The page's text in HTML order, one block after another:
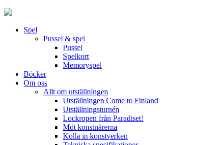
Spel
Pussel & spel
Pussel
Spelkort
Memoryspel
Böcker
Om oss
Allt om utställningen
Utställningen Come to Finland
Utställningsturnén
Lockropen från Paradiset!
Möt konstnärerna
Kolla in konstverken